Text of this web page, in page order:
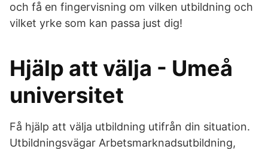
och få en fingervisning om vilken utbildning och
vilket yrke som kan passa just dig!
Hjälp att välja - Umeå
universitet
Få hjälp att välja utbildning utifrån din situation.
Utbildningsvägar Arbetsmarknadsutbildning,